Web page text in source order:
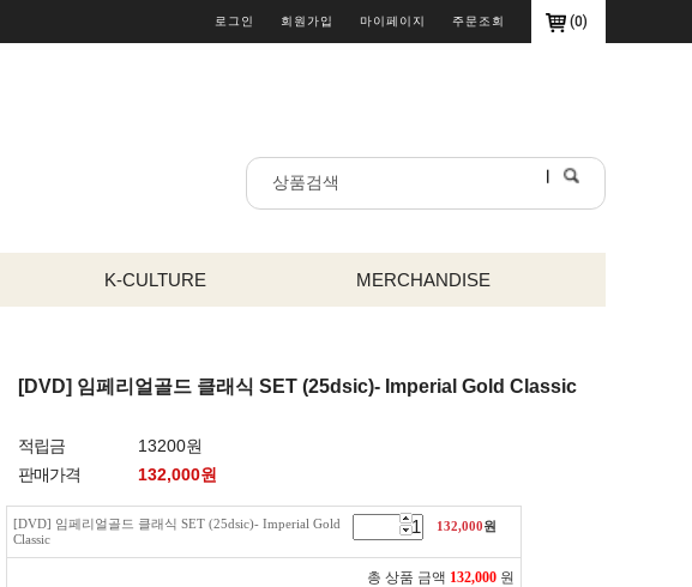
(0)
로그인 회원가입 마이페이지 주문조회
K-CULTURE MERCHANDISE
[DVD] 임페리얼골드 클래식 SET (25dsic)- Imperial Gold Classic
적립금
13200원
판매가격
132,000원
[DVD] 임페리얼골드 클래식 SET (25dsic)- Imperial Gold
Classic
132,000원
총 상품 금액 132,000 원